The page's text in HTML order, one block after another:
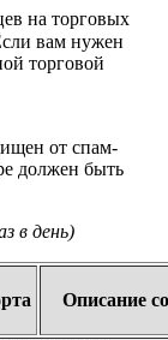
на торговых
вам нужен
торговой
от спам-
должен быть
в день)
Описание